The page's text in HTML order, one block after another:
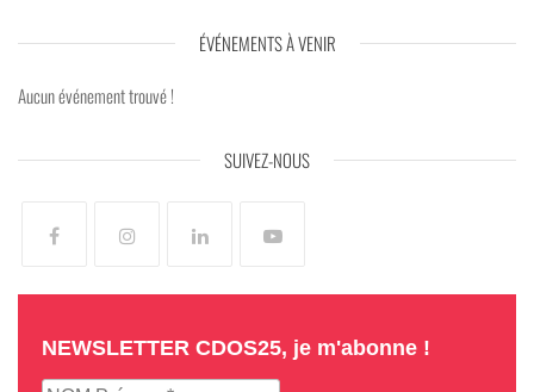
ÉVÉNEMENTS À VENIR
Aucun événement trouvé !
SUIVEZ-NOUS
NEWSLETTER CDOS25, je m'abonne !